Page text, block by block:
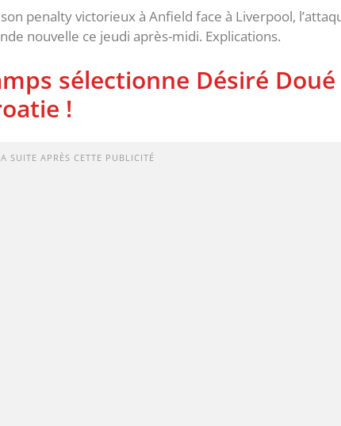
penalty victorieux à Anfield face à Liverpool,
nouvelle ce jeudi après-midi. Explications.
sélectionne Désiré Doué
!
SUITE APRÈS CETTE PUBLICITÉ